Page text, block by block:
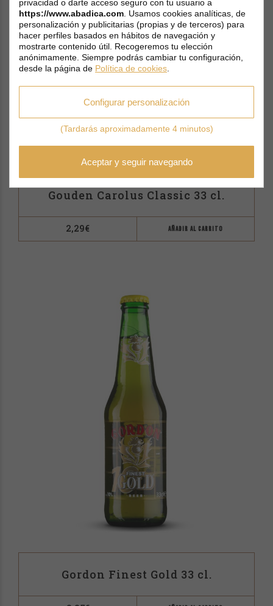
Gouden Carolus Classic 33 cl.
2,29€ AÑADIR AL CARRITO
Gordon Finest Gold 33 cl.
privacidad o darte acceso seguro con tu usuario a
https://www.abadica.com . Usamos cookies analíticas, de
personalización y publicitarias (propias y de terceros) para
hacer perfiles basados en hábitos de navegación y
mostrarte contenido útil. Recogeremos tu elección
anónimamente. Siempre podrás cambiar tu configuración,
desde la página de Política de cookies
Configurar personalización
(Tardarás aproximadamente 4 minutos)
Aceptar y seguir navegando